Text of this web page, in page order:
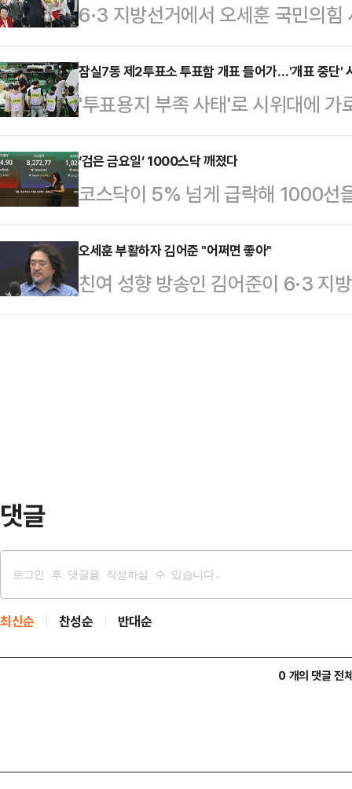
하지 못한 것은 정치적 패배이자 쓰
었다.이어 "'윤어게인'에 찬성하지
동훈·유의동 의원의 생환, 유승민
강조했다.당내에서 8월 전당대회
선 "선거전부터…
6·3 지방선거에서 오세훈 국민의
리를 거둔 가운데 선거 과정에서 자
로 나섰던 배현진 서울시당위원장
재조명되고 있다. 오 당선인의 '전
과 '공격수' 역할을 톡톡히 해낸 김
하며 의미 있는 성과를 거뒀다는
딩 내 선거 캠프에서 당선이 확정된
세난이 끝나기를 바라는…
잠실7동 제2투표소 투표함 개표 들어가…'개표 중단'
'투표용지 부족 사태'로 시위대에
실7동 제2투표소 내 투표함 2개가
대들은 개표소 앞에서 불법 개표라
관리위원회 등에 따르면 잠실7동
전 9시54분쯤 인근 올림픽공원 핸
이어 오전 10시쯤 개표가 시작됐다
"불법개표 중단하라" "재선거" 등을
상황이다.황교안 …
‘검은 금요일’ 1000스닥 깨졌다
코스닥이 5% 넘게 급락해 1000선
닥 지수는 오전 10시 14분 현재
993.67을 가리키고 있다.지수가
이후 3개월 만이다.지수는 전장
로 개장한 뒤 낙폭을 확대하고 있
오세훈 부활하자 김어준 "어쩌면 좋아"
친여 성향 방송인 김어준이 6·3 지
장 선거 개표 중 오세훈 국민의힘
댓글
최신순 찬성순 반대순
0 개의 댓글 전